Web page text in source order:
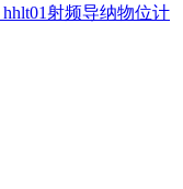
hhlt01射频导纳物位计